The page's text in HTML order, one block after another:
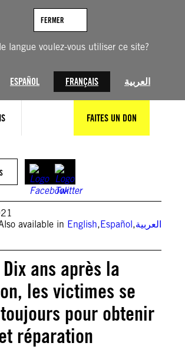
langue voulez-vous utiliser ce site?
ESPAÑOL FRANÇAIS العربية
FERMER
FAITES UN DON
available in English,Español,العربية
ans après la
les victimes se
pour obtenir
réparation